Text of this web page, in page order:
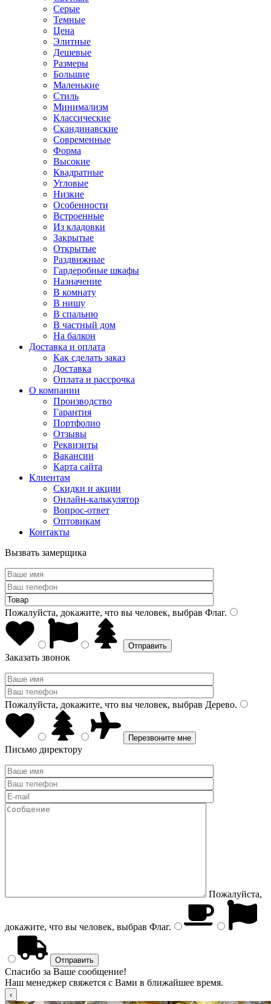
Серые
Темные
Цена
Элитные
Дешевые
Размеры
Большие
Маленькие
Стиль
Минимализм
Классические
Скандинавские
Современные
Форма
Высокие
Квадратные
Угловые
Низкие
Особенности
Встроенные
Из кладовки
Закрытые
Открытые
Раздвижные
Гардеробные шкафы
Назначение
В комнату
В нишу
В спальню
В частный дом
На балкон
Доставка и оплата
Как сделать заказ
Доставка
Оплата и рассрочка
О компании
Производство
Гарантия
Портфолио
Отзывы
Реквизиты
Вакансии
Карта сайта
Клиентам
Скидки и акции
Онлайн-калькулятор
Вопрос-ответ
Оптовикам
Контакты
Вызвать замерщика
Пожалуйста, докажите, что вы человек, выбрав Флаг.
Заказать звонок
Пожалуйста, докажите, что вы человек, выбрав Дерево.
Письмо директору
Пожалуйста,
докажите, что вы человек, выбрав Флаг.
Спасибо за Ваше сообщение!
Наш менеджер свяжется с Вами в ближайшее время.